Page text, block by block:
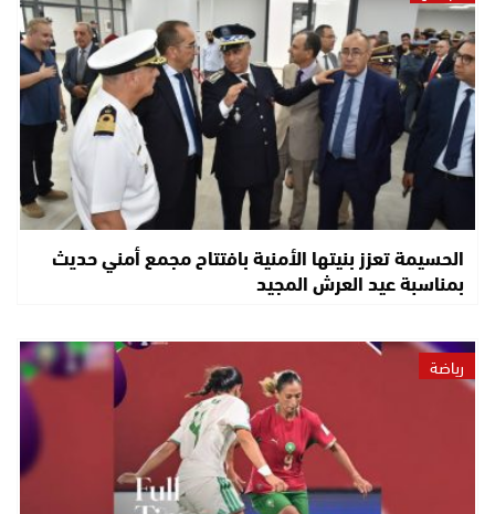
الحسيمة تعزز بنيتها الأمنية بافتتاح مجمع أمني حديث
بمناسبة عيد العرش المجيد
رياضة